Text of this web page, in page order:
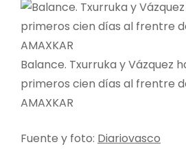
Balance. Txurruka y Vázquez
primeros cien días al frentre
AMAXKAR
Fuente y foto: Diariovasco